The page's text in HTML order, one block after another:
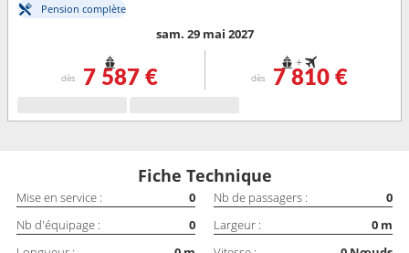
Pension complète
sam. 29 mai 2027
dès 7 587 €
+
dès 7 810 €
Fiche Technique
Mise en service : 0 Nb de passagers :
0
Nb d'équipage :
0 Largeur : 0 m